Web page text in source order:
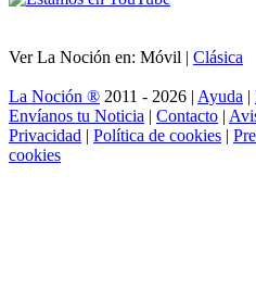
Ver La Noción en: Móvil | Clásica
La Noción ® 2011 - 2026 | Ayuda |
Envíanos tu Noticia | Contacto |
Privacidad | Política de cookies |
cookies